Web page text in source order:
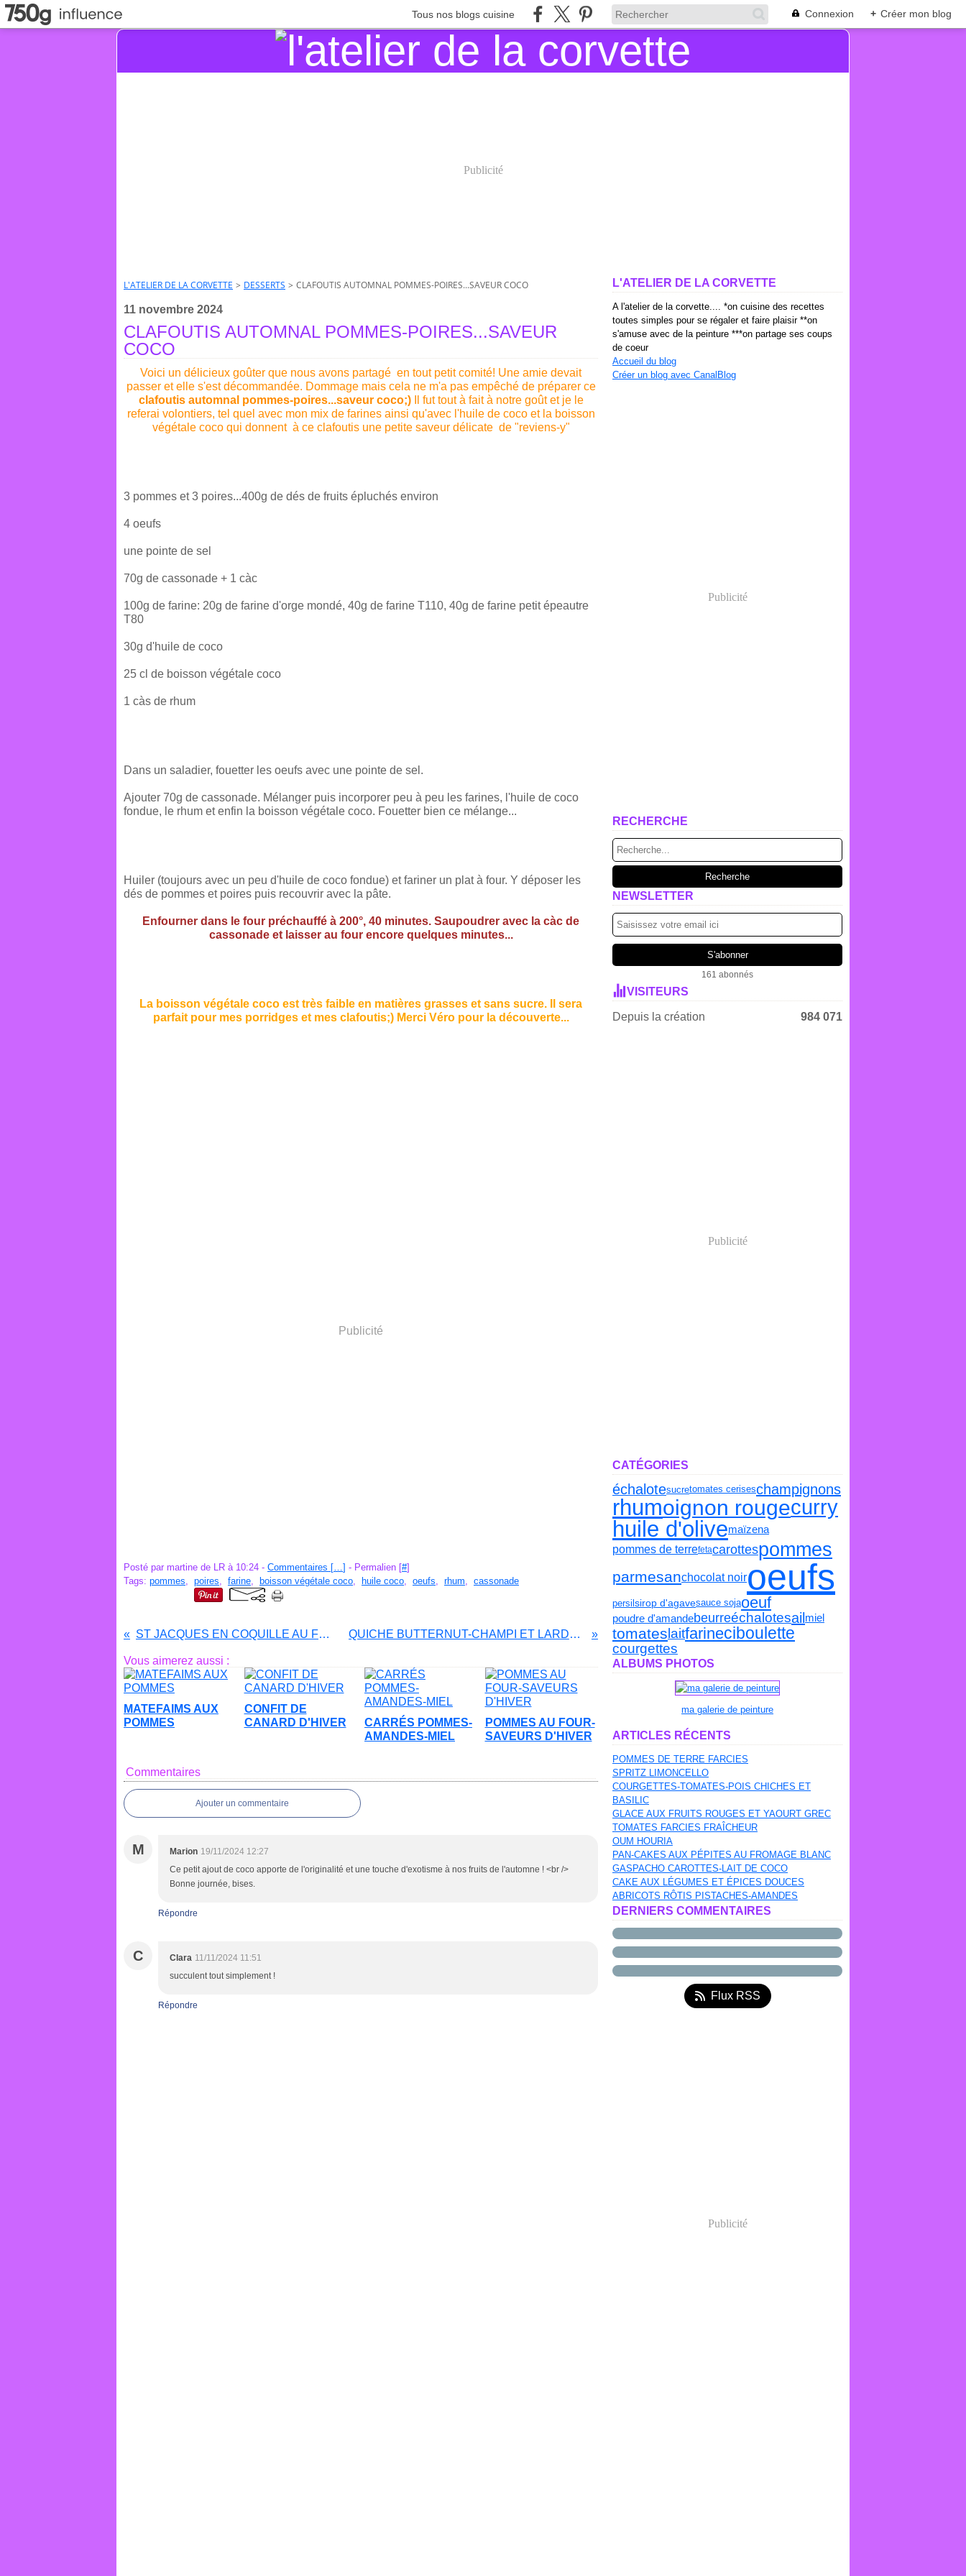
Tous nos blogs cuisine Connexion + Créer mon blog
Publicité
L'ATELIER DE LA CORVETTE > DESSERTS > CLAFOUTIS AUTOMNAL POMMES-POIRES...SAVEUR COCO
11 novembre 2024
CLAFOUTIS AUTOMNAL POMMES-POIRES...SAVEUR
COCO
Voici un délicieux goûter que nous avons partagé en tout petit comité! Une amie devait
passer et elle s'est décommandée. Dommage mais cela ne m'a pas empêché de préparer ce
clafoutis automnal pommes-poires...saveur coco;)
Il fut tout à fait à notre goût et je le
referai volontiers, tel quel avec mon mix de farines ainsi qu'avec l'huile de coco et la boisson
végétale coco qui donnent à ce clafoutis une petite saveur délicate de "reviens-y"
3 pommes et 3 poires...400g de dés de fruits épluchés environ
4 oeufs
une pointe de sel
70g de cassonade + 1 càc
100g de farine: 20g de farine d'orge mondé, 40g de farine T110, 40g de farine petit épeautre
T80
30g d'huile de coco
25 cl de boisson végétale coco
1 càs de rhum
Dans un saladier, fouetter les oeufs avec une pointe de sel.
Ajouter 70g de cassonade. Mélanger puis incorporer peu à peu les farines, l'huile de coco
fondue, le rhum et enfin la boisson végétale coco. Fouetter bien ce mélange...
Huiler (toujours avec un peu d'huile de coco fondue) et fariner un plat à four. Y déposer les
dés de pommes et poires puis recouvrir avec la pâte.
Enfourner dans le four préchauffé à 200°, 40 minutes. Saupoudrer avec la càc de
cassonade et laisser au four encore quelques minutes...
La boisson végétale coco est très faible en matières grasses et sans sucre. Il sera
parfait pour mes porridges et mes clafoutis;) Merci Véro pour la découverte...
Publicité
Posté par martine de LR à 10:24 - Commentaires […] - Permalien [#]
Tags: pommes, poires, farine, boisson végétale coco, huile coco, oeufs, rhum, cassonade
ST JACQUES EN COQUILLE AU FOUR QUICHE BUTTERNUT-CHAMPI ET LARDONS
Vous aimerez aussi :
MATEFAIMS AUX
POMMES
CONFIT DE
CANARD D'HIVER
CARRÉS POMMES-
AMANDES-MIEL
POMMES AU FOUR-
SAVEURS D'HIVER
Commentaires
Ajouter un commentaire
M Marion 19/11/2024 12:27
Ce petit ajout de coco apporte de l'originalité et une touche d'exotisme à nos fruits de l'automne ! <br />
Bonne journée, bises.
Répondre
C Clara 11/11/2024 11:51
succulent tout simplement !
Répondre
L'ATELIER DE LA CORVETTE
A l'atelier de la corvette.... *on cuisine des recettes
toutes simples pour se régaler et faire plaisir **on
s'amuse avec de la peinture ***on partage ses coups
de coeur
Accueil du blog
Créer un blog avec CanalBlog
Publicité
RECHERCHE
NEWSLETTER
161 abonnés
VISITEURS
Depuis la création 984 071
Publicité
CATÉGORIES
échalotesucretomates ceriseschampignons
rhumoignon rougecurry
huile d'olivemaïzena
pommes de terrefetacarottespommes
parmesanchocolat noiroeufs
persilsirop d'agavesauce sojaoeuf
poudre d'amandebeurreéchalotesail miel
tomates laitfarineciboulette
courgettes
ALBUMS PHOTOS
ma galerie de peinture
ARTICLES RÉCENTS
POMMES DE TERRE FARCIES
SPRITZ LIMONCELLO
COURGETTES-TOMATES-POIS CHICHES ET
BASILIC
GLACE AUX FRUITS ROUGES ET YAOURT GREC
TOMATES FARCIES FRAÎCHEUR
OUM HOURIA
PAN-CAKES AUX PÉPITES AU FROMAGE BLANC
GASPACHO CAROTTES-LAIT DE COCO
CAKE AUX LÉGUMES ET ÉPICES DOUCES
ABRICOTS RÔTIS PISTACHES-AMANDES
DERNIERS COMMENTAIRES
Flux RSS
Publicité